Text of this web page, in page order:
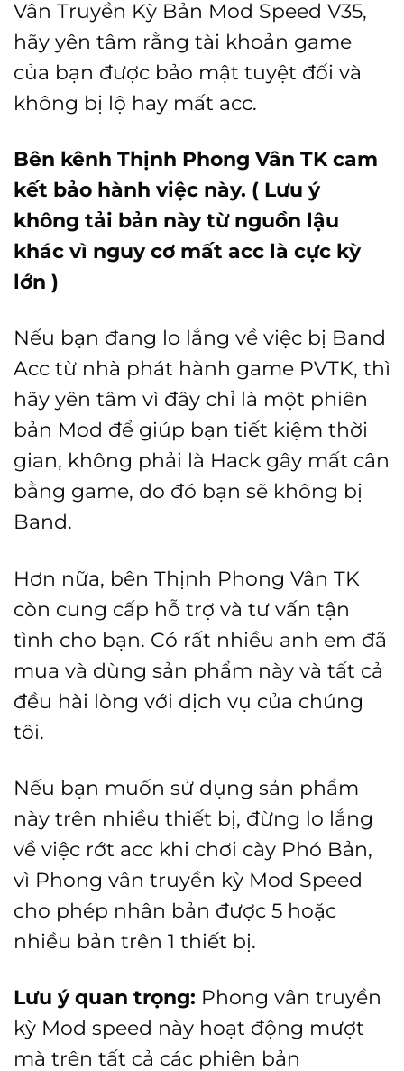
Vân Truyền Kỳ Bản Mod Speed V35,
hãy yên tâm rằng tài khoản game
của bạn được bảo mật tuyệt đối và
không bị lộ hay mất acc.
Bên kênh Thịnh Phong Vân TK cam
kết bảo hành việc này. ( Lưu ý
không tải bản này từ nguồn lậu
khác vì nguy cơ mất acc là cực kỳ
lớn )
Nếu bạn đang lo lắng về việc bị Band
Acc từ nhà phát hành game PVTK, thì
hãy yên tâm vì đây chỉ là một phiên
bản Mod để giúp bạn tiết kiệm thời
gian, không phải là Hack gây mất cân
bằng game, do đó bạn sẽ không bị
Band.
Hơn nữa, bên Thịnh Phong Vân TK
còn cung cấp hỗ trợ và tư vấn tận
tình cho bạn. Có rất nhiều anh em đã
mua và dùng sản phẩm này và tất cả
đều hài lòng với dịch vụ của chúng
tôi.
Nếu bạn muốn sử dụng sản phẩm
này trên nhiều thiết bị, đừng lo lắng
về việc rớt acc khi chơi cày Phó Bản,
vì Phong vân truyền kỳ Mod Speed
cho phép nhân bản được 5 hoặc
nhiều bản trên 1 thiết bị.
Lưu ý quan trọng: Phong vân truyền
kỳ Mod speed này hoạt động mượt
mà trên tất cả các phiên bản